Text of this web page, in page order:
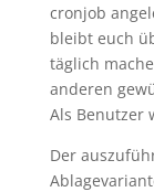
cronjob
bleibt euch
täglich
anderen
Als Benutzer
Der